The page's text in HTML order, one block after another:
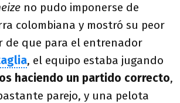
no pudo imponerse de
colombiana y mostró su peor
de que para el entrenador
, el equipo estaba jugando
haciendo un partido correcto,
parejo, y una pelota